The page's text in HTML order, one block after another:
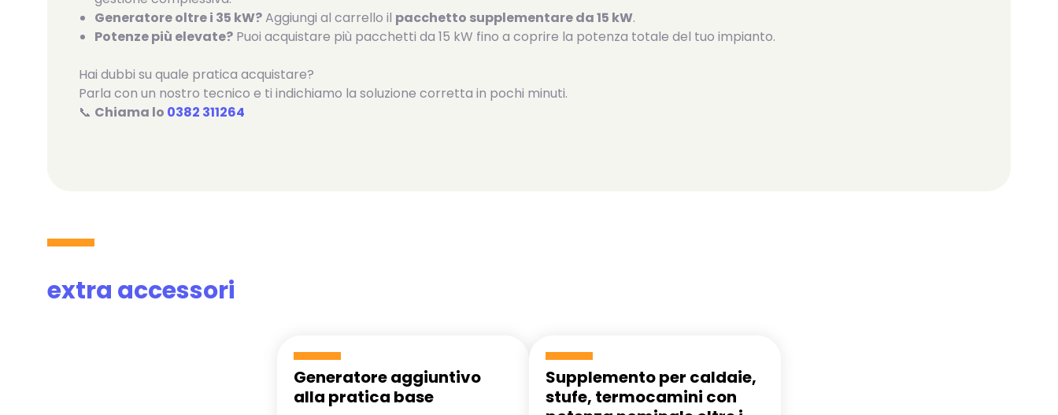
Generatore oltre i 35 kW?Aggiungi al carrello il pacchetto supplementare da 15 kW.
Potenze più elevate? Puoi acquistare più pacchetti da 15 kW fino a coprire la potenza totale del tuo impianto.
Hai dubbi su quale pratica acquistare?
Parla con un nostro tecnico e ti indichiamo la soluzione corretta in pochi minuti.
📞 Chiama lo 0382 311264
extra accessori
Generatore aggiuntivo
alla pratica base
Supplemento per caldaie,
stufe, termocamini con